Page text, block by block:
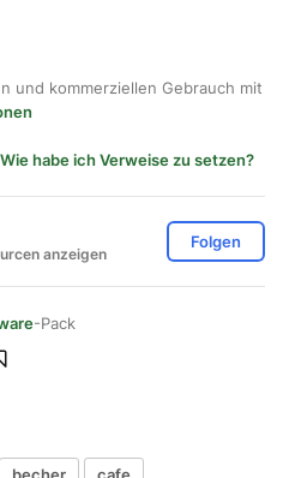
und kommerziellen Gebrauch mit
Wie habe ich Verweise zu setzen?
anzeigen
Folgen
-Pack
becher
cafe